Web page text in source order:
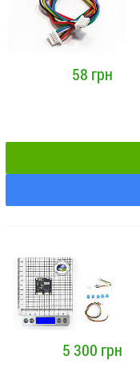
58 грн
5 300 грн